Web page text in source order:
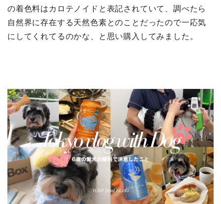
の着色料はカロテノイドと表記されていて、調べたら
自然界に存在する天然色素とのことだったので一応気
にしてくれてるのかな、と思い購入してみました。